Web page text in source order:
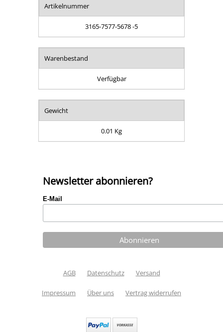
Artikelnummer
3165-7577-5678 -5
Warenbestand
Verfügbar
Gewicht
0.01 Kg
Newsletter abonnieren?
E-Mail
AGB Datenschutz Versand
Impressum Über uns Vertrag widerrufen